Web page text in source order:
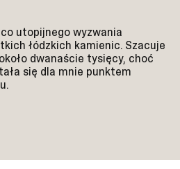
utopijnego wyzwania
łódzkich kamienic. Szacuje
dwanaście tysięcy, choć
się dla mnie punktem